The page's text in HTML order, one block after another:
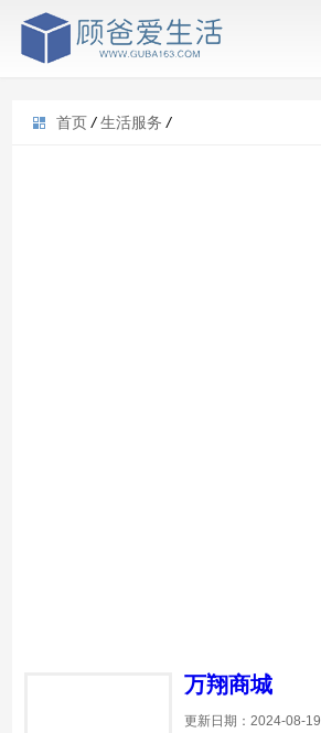
首页 / 生活服务 /
万翔商城
更新日期：2024-08-19